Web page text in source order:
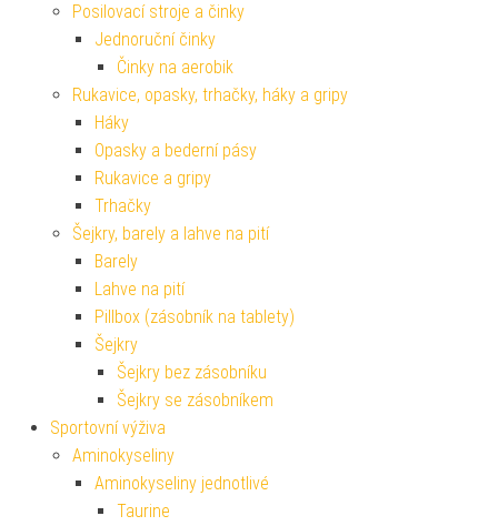
Posilovací stroje a činky
Jednoruční činky
Činky na aerobik
Rukavice, opasky, trhačky, háky a gripy
Háky
Opasky a bederní pásy
Rukavice a gripy
Trhačky
Šejkry, barely a lahve na pití
Barely
Lahve na pití
Pillbox (zásobník na tablety)
Šejkry
Šejkry bez zásobníku
Šejkry se zásobníkem
Sportovní výživa
Aminokyseliny
Aminokyseliny jednotlivé
Taurine